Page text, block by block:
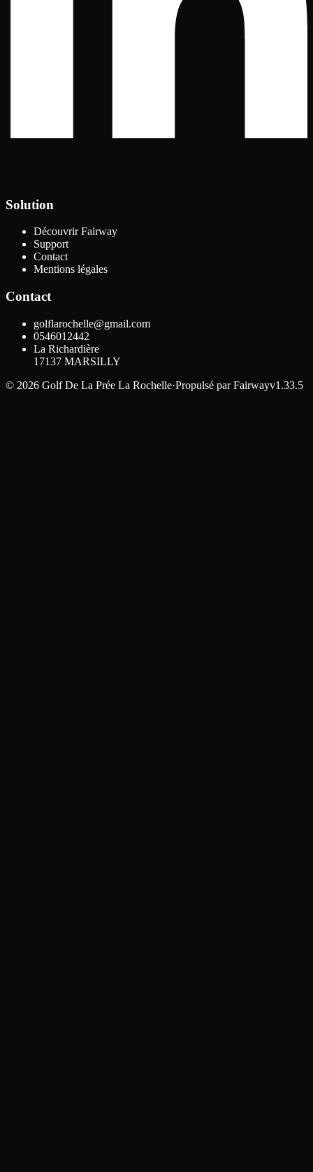
Solution
Découvrir Fairway
Support
Contact
Mentions légales
Contact
golflarochelle@gmail.com
0546012442
La Richardière
17137 MARSILLY
© 2026 Golf De La Prée La Rochelle·Propulsé par Fairwayv1.33.5